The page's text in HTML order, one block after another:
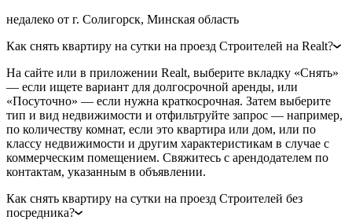
недалеко от г. Солигорск, Минская область
Как снять квартиру на сутки на проезд Строителей на Realt?
На сайте или в приложении Realt, выберите вкладку «Снять»
— если ищете вариант для долгосрочной аренды, или
«Посуточно» — если нужна краткосрочная. Затем выберите
тип и вид недвижимости и отфильтруйте запрос — например,
по количеству комнат, если это квартира или дом, или по
классу недвижимости и другим характеристикам в случае с
коммерческим помещением. Свяжитесь с арендодателем по
контактам, указанным в объявлении.
Как снять квартиру на сутки на проезд Строителей без
посредника?